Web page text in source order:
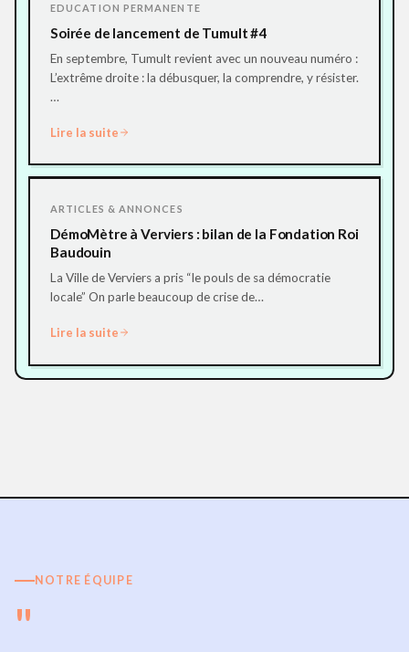
EDUCATION PERMANENTE
Soirée de lancement de Tumult #4
En septembre, Tumult revient avec un nouveau numéro :
L’extrême droite : la débusquer, la comprendre, y résister.
…
Lire la suite
ARTICLES & ANNONCES
DémoMètre à Verviers : bilan de la Fondation Roi
Baudouin
La Ville de Verviers a pris “le pouls de sa démocratie
locale” On parle beaucoup de crise de…
Lire la suite
NOTRE ÉQUIPE
"